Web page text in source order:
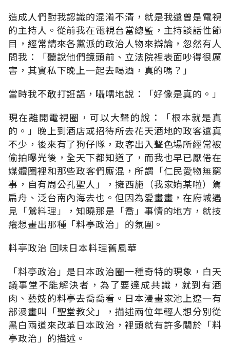
造成人們對我認識的混淆不清，就是我還曾是電視
的主持人。從前我在電視台當總監，主持談話性節
目，經常請來各黨派的政治人物來辯論，忽然有人
問我：「聽說他們鏡頭前、立法院裡表面吵得很厲
害，其實私下晚上一起去喝酒，真的嗎？」
當時我不敢打誑語，囁嚅地說：「好像是真的。」
現在離開電視圈，可以大聲的說：「根本就是真
的。」晚上到酒店或招待所去花天酒地的政客還真
不少，後來有了狗仔隊，政客出入聲色場所經常被
偷拍曝光後，全天下都知道了，而我也早已厭倦在
媒體圈裡和那些政客們廝混，所謂「仁民愛物無窮
事，自有周公孔聖人」，擁西施（我家姷某啦）駕
扁舟、泛台南內海去也。但因為愛畫畫，在府城遇
見「鶯料理」，知曉那是「喬」事情的地方，就技
癢想畫出那種「料亭政治」的氛圍。
料亭政治 回味日本料理舊風華
「料亭政治」是日本政治圈一種奇特的現象，白天
議事堂不能解決者，為了要達成共識，就到有酒
肉、藝妓的料亭去喬喬看。日本漫畫家池上遼一有
部漫畫叫「聖堂教父」，描述兩位年輕人想分別從
黑白兩道來改革日本政治，裡頭就有許多關於「料
亭政治」的描述。